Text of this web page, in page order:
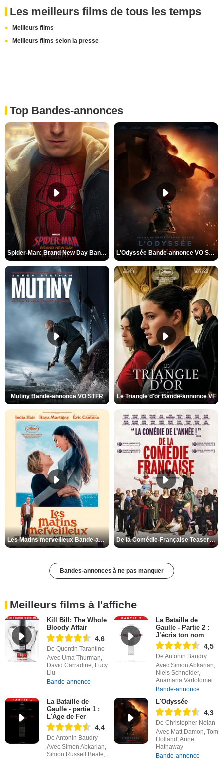
Les meilleurs films de tous les temps
Meilleurs films
Meilleurs films selon la presse
Top Bandes-annonces
Spider-Man: Brand New Day Bande-annonce VO STFR L'Odyssée Bande-annonce VO STFR
Mutiny Bande-annonce VO STFR Le Triangle d'or Bande-annonce VF
Les Matins merveilleux Bande-annonce VF De la Comédie-Française Teaser VF
Bandes-annonces à ne pas manquer
Meilleurs films à l'affiche
Kill Bill: The Whole
Bloody Affair
4,6
De Quentin Tarantino
Avec Uma Thurman,
David Carradine, Lucy
Liu
Bande-annonce
La Bataille de
Gaulle - Partie 2 :
J’écris ton nom
4,5
De Antonin Baudry
Avec Simon Abkarian,
Niels Schneider,
Anamaria Vartolomei
Bande-annonce
La Bataille de
Gaulle - partie 1 :
L'Âge de Fer
4,4
De Antonin Baudry
Avec Simon Abkarian,
Simon Russell Beale,
L'Odyssée
4,3
De Christopher Nolan
Avec Matt Damon, Tom
Holland, Anne
Hathaway
Bande-annonce